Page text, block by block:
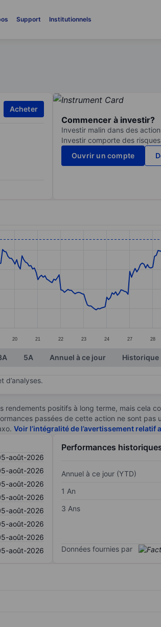
Support Institutionnels
Acheter
Commencer à investir?
Investir malin dans des
Investir comporte des
Ouvrir un compte
5.97 to 7.53.
20 21 22 23 24 27 28
5A Annuel à ce jour Historique
d’analyses.
positifs à long terme, mais cela
passées de cette action ne sont pas
Voir l’intégralité de l’avertissement relatif
août-2026
août-2026
août-2026
août-2026
août-2026
août-2026
août-2026
août-2026
Performances
Annuel à ce jour (YTD)
1 An
3 Ans
Données fournies par